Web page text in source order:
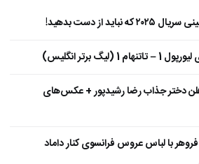
1 (لیگ برتر انگلیس)
دختر جذاب رضا رشیدپور + عکس‌های
با لباس عروس فرانسوی کنار داماد